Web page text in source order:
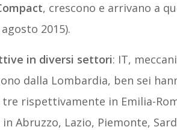
, crescono e arrivano a
2015).
in diversi settori: IT,
dalla Lombardia, ben sei
rispettivamente in Emilia-
Abruzzo, Lazio, Piemonte,